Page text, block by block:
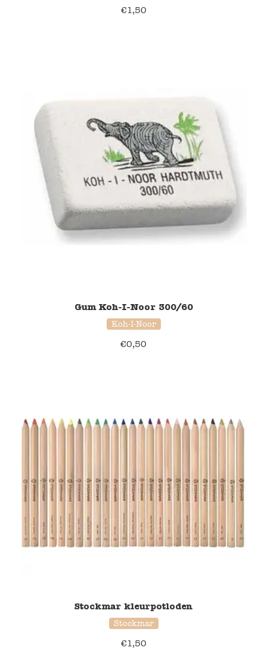
€1,50
Gum Koh-I-Noor 300/60
Koh-I-Noor
€0,50
Stockmar kleurpotloden
Stockmar
€1,50